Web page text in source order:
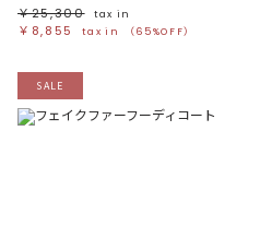
￥25,300
tax in
￥8,855 tax in （65%OFF）
SALE